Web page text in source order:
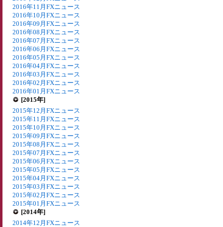
2016年11月FXニュース
2016年10月FXニュース
2016年09月FXニュース
2016年08月FXニュース
2016年07月FXニュース
2016年06月FXニュース
2016年05月FXニュース
2016年04月FXニュース
2016年03月FXニュース
2016年02月FXニュース
2016年01月FXニュース
[2015年]
2015年12月FXニュース
2015年11月FXニュース
2015年10月FXニュース
2015年09月FXニュース
2015年08月FXニュース
2015年07月FXニュース
2015年06月FXニュース
2015年05月FXニュース
2015年04月FXニュース
2015年03月FXニュース
2015年02月FXニュース
2015年01月FXニュース
[2014年]
2014年12月FXニュース